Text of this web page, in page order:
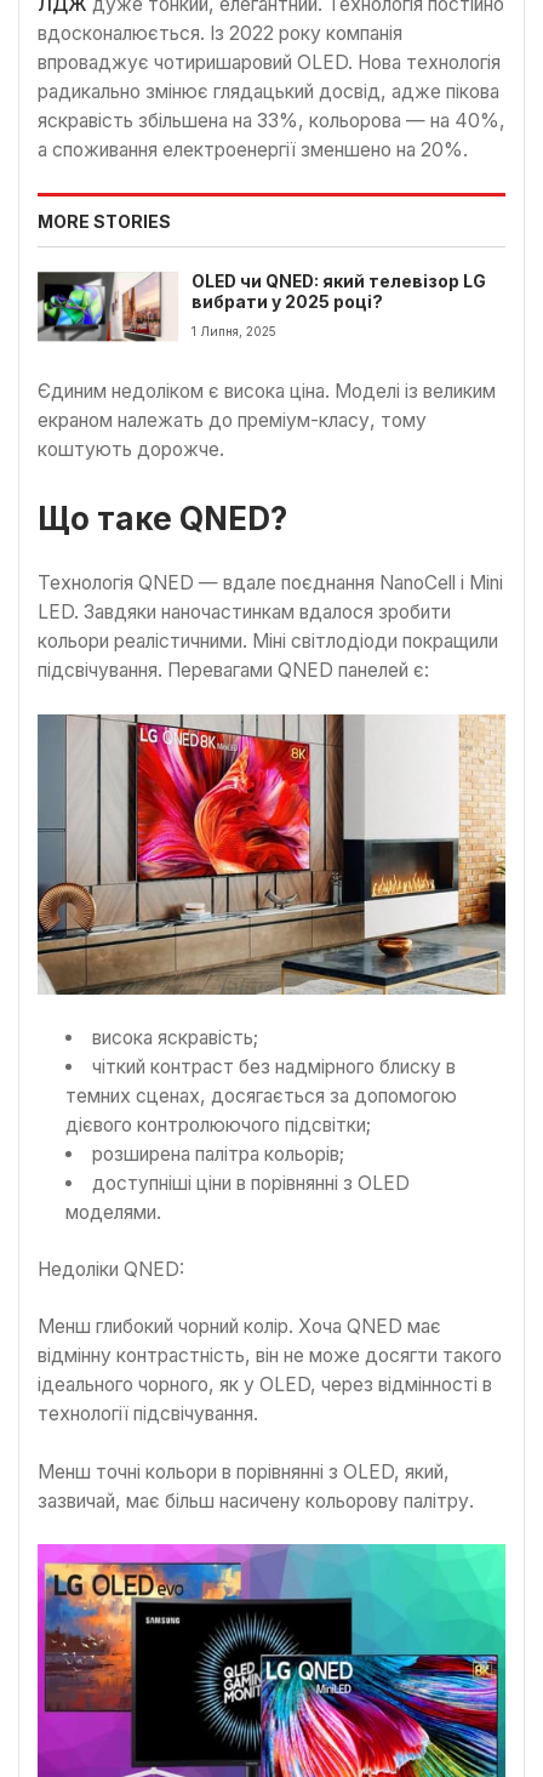
вдосконалюється. Із 2022 року компанія
впроваджує чотиришаровий OLED. Нова технологія
радикально змінює глядацький досвід, адже пікова
яскравість збільшена на 33%, кольорова — на 40%,
а споживання електроенергії зменшено на 20%.
MORE STORIES
OLED чи QNED: який телевізор LG
вибрати у 2025 році?
1 Липня, 2025
Єдиним недоліком є висока ціна. Моделі із великим
екраном належать до преміум-класу, тому
коштують дорожче.
Що таке QNED?
Технологія QNED — вдале поєднання NanoCell і Mini
LED. Завдяки наночастинкам вдалося зробити
кольори реалістичними. Міні світлодіоди покращили
підсвічування. Перевагами QNED панелей є:
висока яскравість;
чіткий контраст без надмірного блиску в
темних сценах, досягається за допомогою
дієвого контролюючого підсвітки;
розширена палітра кольорів;
доступніші ціни в порівнянні з OLED
моделями.
Недоліки QNED:
Менш глибокий чорний колір. Хоча QNED має
відмінну контрастність, він не може досягти такого
ідеального чорного, як у OLED, через відмінності в
технології підсвічування.
Менш точні кольори в порівнянні з OLED, який,
зазвичай, має більш насичену кольорову палітру.